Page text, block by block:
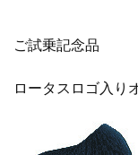
ご試乗記念品
ロータスロゴ入り